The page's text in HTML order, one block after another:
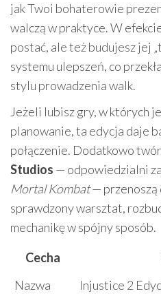
jak Twoi bohaterowie
walczą w praktyce. W
postać, ale też budujesz jej
systemu ulepszeń, co
stylu prowadzenia walk.
Jeżeli lubisz gry, w których
planowanie, ta edycja daje
połączenie. Dodatkowo
Studios — odpowiedzialni
Mortal Kombat— przenoszą
sprawdzony warsztat,
mechanikę w spójny sposób.
Cecha
Nazwa
Injustice 2